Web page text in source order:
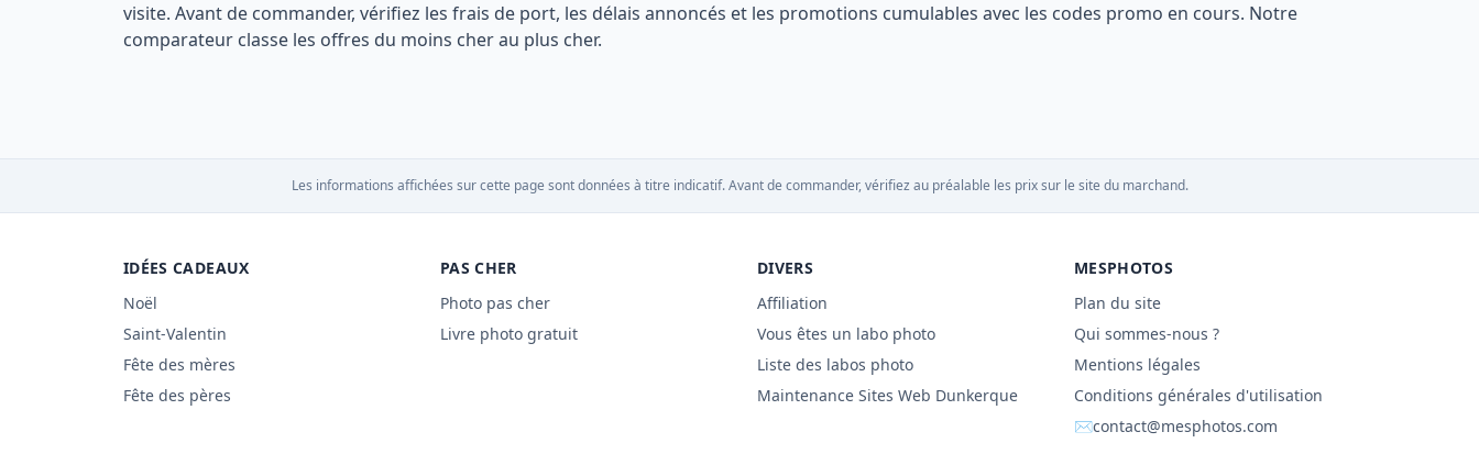
visite. Avant de commander, vérifiez les frais de port, les délais annoncés et les promotions cumulables avec les codes promo en cours. Notre
comparateur classe les offres du moins cher au plus cher.
Les informations affichées sur cette page sont données à titre indicatif. Avant de commander, vérifiez au préalable les prix sur le site du marchand.
IDÉES CADEAUX
Noël
Saint-Valentin
Fête des mères
Fête des pères
PAS CHER
Photo pas cher
Livre photo gratuit
DIVERS
Affiliation
Vous êtes un labo photo
Liste des labos photo
Maintenance Sites Web Dunkerque
MESPHOTOS
Plan du site
Qui sommes-nous ?
Mentions légales
Conditions générales d'utilisation
✉contact@mesphotos.com